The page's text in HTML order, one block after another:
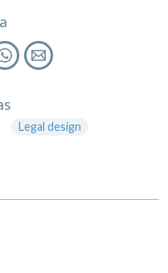
Legal design